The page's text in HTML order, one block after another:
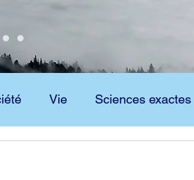
Vie Sciences exactes